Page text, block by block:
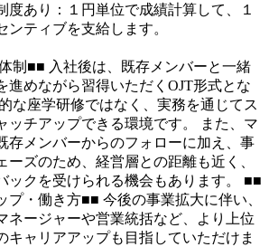
度あり：１円単位で成績計算して、１
ンティブを支給します。
制■■ 入社後は、既存メンバーと一緒
進めながら習得いただくOJT形式とな
な座学研修ではなく、実務を通じてス
ッチアップできる環境です。
また、マ
存メンバーからのフォローに加え、事
ーズのため、経営層との距離も近く、
ックを受けられる機会もあります。
■■
プ・働き方■■ 今後の事業拡大に伴い、
ネージャーや営業統括など、より上位
キャリアアップも目指していただけま